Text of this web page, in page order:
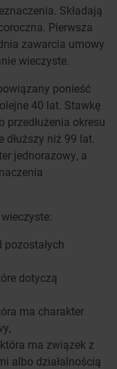
Składają
Pierwsza
zawarcia umowy
wieczyste.
ponieść
40 lat. Stawkę
okresu
niż 99 lat.
jednorazowy, a
dotyczą
ma charakter
ma związek z
albo działalnością